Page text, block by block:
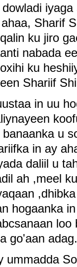
Sharif
ku jiro
nabada
ku
Shariif
in uu
u
in ay
daliil u
ah ,meel
hogaanka
go'aan adag.
ummadda